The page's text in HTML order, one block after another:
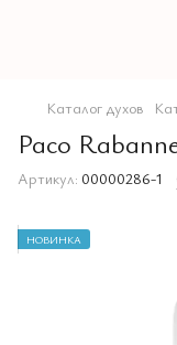
Каталог духов
Paco
Артикул: 00000286-1
НОВИНКА